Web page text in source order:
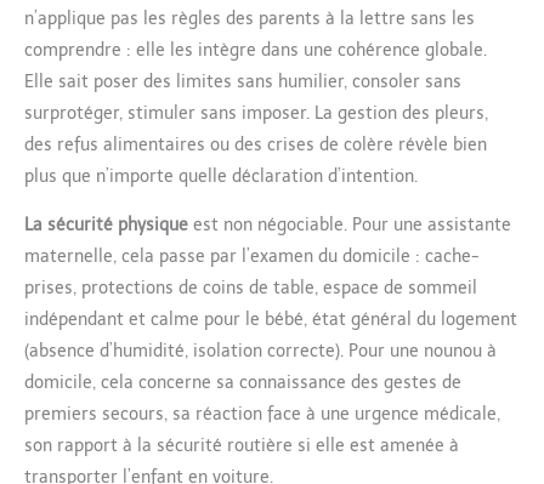
n’applique pas les règles des parents à la lettre sans les
comprendre : elle les intègre dans une cohérence globale.
Elle sait poser des limites sans humilier, consoler sans
surprotéger, stimuler sans imposer. La gestion des pleurs,
des refus alimentaires ou des crises de colère révèle bien
plus que n’importe quelle déclaration d’intention.
La sécurité physique est non négociable. Pour une assistante
maternelle, cela passe par l’examen du domicile : cache-
prises, protections de coins de table, espace de sommeil
indépendant et calme pour le bébé, état général du logement
(absence d’humidité, isolation correcte). Pour une nounou à
domicile, cela concerne sa connaissance des gestes de
premiers secours, sa réaction face à une urgence médicale,
son rapport à la sécurité routière si elle est amenée à
transporter l’enfant en voiture.